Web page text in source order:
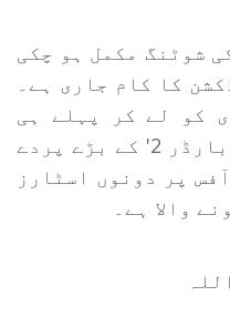
شوٹنگ مکمل ہو چکی
کا کام جاری ہے۔
کو لے کر پہلے ہی
زبردست ماحول ہے، لیکن 'بارڈر 2' کے بڑے پردے
پر دونوں اسٹارز
والا ہے۔